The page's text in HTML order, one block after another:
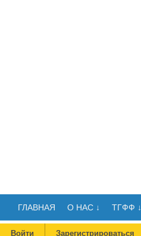
ГЛАВНАЯ О НАС ↓ ТГФФ ↓
Войти Зарегистрироваться